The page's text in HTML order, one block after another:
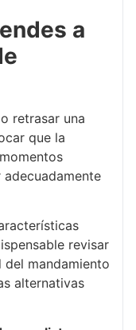
a
retrasar una
que la
revisar
mandamiento
alternativas